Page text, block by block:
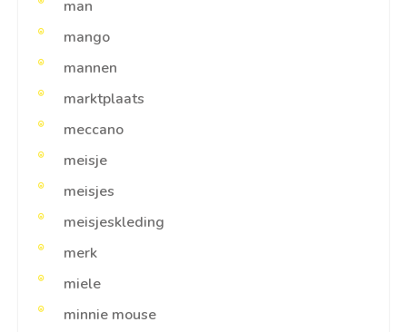
man
mango
mannen
marktplaats
meccano
meisje
meisjes
meisjeskleding
merk
miele
minnie mouse